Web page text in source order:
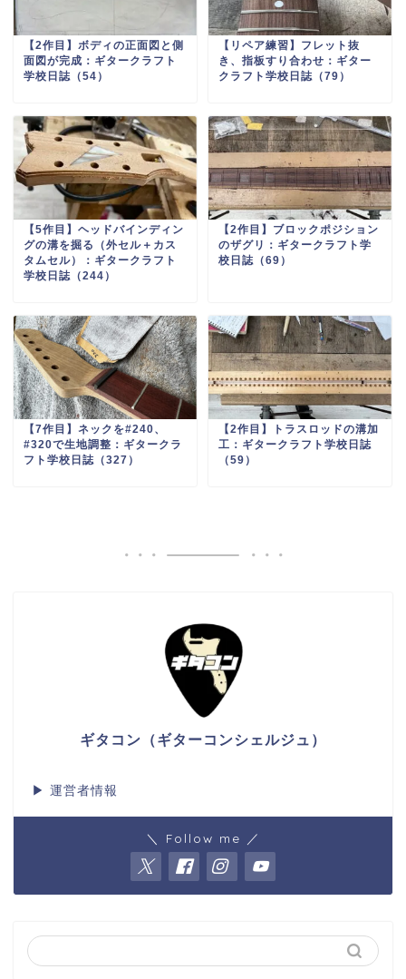
【2作目】ボディの正面図と側
面図が完成：ギタークラフト
学校日誌（54）
【リペア練習】フレット抜
き、指板すり合わせ：ギター
クラフト学校日誌（79）
【5作目】ヘッドバインディン
グの溝を掘る（外セル＋カス
タムセル）：ギタークラフト
学校日誌（244）
【2作目】ブロックポジション
のザグリ：ギタークラフト学
校日誌（69）
【7作目】ネックを#240、
#320で生地調整：ギタークラ
フト学校日誌（327）
【2作目】トラスロッドの溝加
工：ギタークラフト学校日誌
（59）
ギタコン（ギターコンシェルジュ）
▶ 運営者情報
＼ Follow me ／